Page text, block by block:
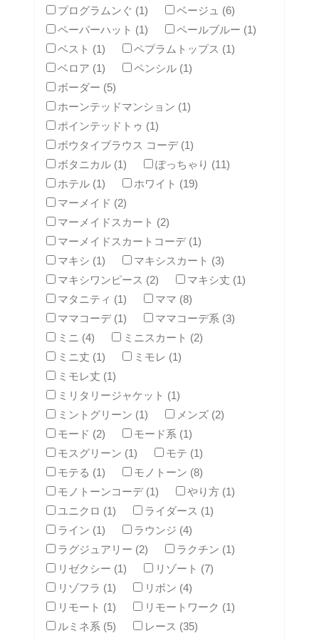
プログラムンぐ (1)
ベージュ (6)
ペーパーハット (1)
ペールブルー (1)
ベスト (1)
ペプラムトップス (1)
ベロア (1)
ペンシル (1)
ボーダー (5)
ホーンテッドマンション (1)
ポインテッドトゥ (1)
ボウタイブラウス コーデ (1)
ボタニカル (1)
ぽっちゃり (11)
ホテル (1)
ホワイト (19)
マーメイド (2)
マーメイドスカート (2)
マーメイドスカートコーデ (1)
マキシ (1)
マキシスカート (3)
マキシワンピース (2)
マキシ丈 (1)
マタニティ (1)
ママ (8)
ママコーデ (1)
ママコーデ系 (3)
ミニ (4)
ミニスカート (2)
ミニ丈 (1)
ミモレ (1)
ミモレ丈 (1)
ミリタリージャケット (1)
ミントグリーン (1)
メンズ (2)
モード (2)
モード系 (1)
モスグリーン (1)
モテ (1)
モテる (1)
モノトーン (8)
モノトーンコーデ (1)
やり方 (1)
ユニクロ (1)
ライダース (1)
ライン (1)
ラウンジ (4)
ラグジュアリー (2)
ラクチン (1)
リゼクシー (1)
リゾート (7)
リゾフラ (1)
リボン (4)
リモート (1)
リモートワーク (1)
ルミネ系 (5)
レース (35)